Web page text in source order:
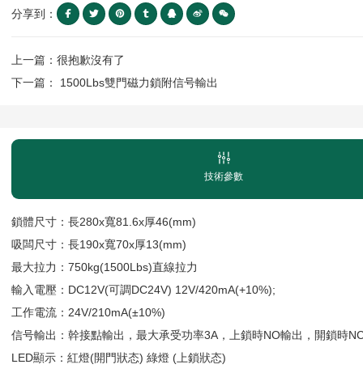
分享到：
上一篇：很抱歉沒有了
下一篇： 1500Lbs雙門磁力鎖附信号輸出
技術參數
鎖體尺寸：長280x寬81.6x厚46(mm)
吸闆尺寸：長190x寬70x厚13(mm)
最大拉力：750kg(1500Lbs)直線拉力
輸入電壓：DC12V(可調DC24V) 12V/420mA(+10%);
工作電流：24V/210mA(±10%)
信号輸出：幹接點輸出，最大承受功率3A，上鎖時NO輸出，開鎖時
LED顯示：紅燈(開門狀态) 綠燈 (上鎖狀态)